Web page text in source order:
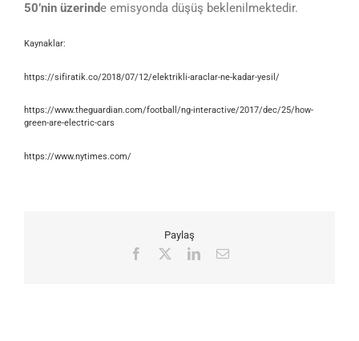
50’nin üzerinde emisyonda düşüş beklenilmektedir.
Kaynaklar:
https://sifiratik.co/2018/07/12/elektrikli-araclar-ne-kadar-yesil/
https://www.theguardian.com/football/ng-interactive/2017/dec/25/how-
green-are-electric-cars
https://www.nytimes.com/
Paylaş
Facebook LinkedIn
E-